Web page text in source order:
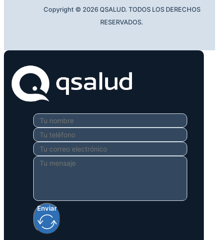
Copyright © 2026 QSALUD. TODOS LOS DERECHOS
RESERVADOS.
Enviar